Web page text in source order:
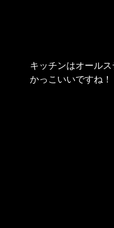
キッチンはオールス
かっこいいですね！